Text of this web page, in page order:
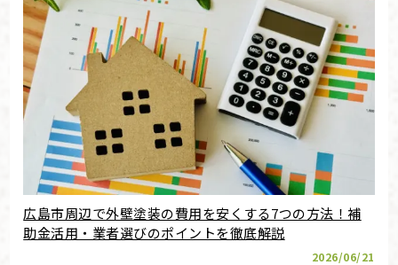
広島市周辺で外壁塗装の費用を安くする7つの方法！補
助金活用・業者選びのポイントを徹底解説
2026/06/21